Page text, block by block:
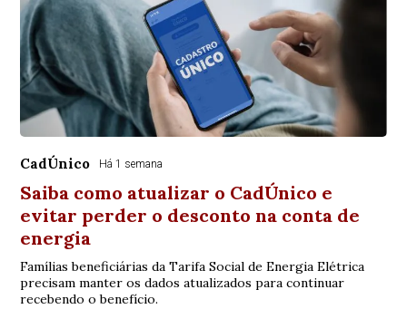
CadÚnico Há 1 semana
Saiba como atualizar o CadÚnico e
evitar perder o desconto na conta de
energia
Famílias beneficiárias da Tarifa Social de Energia Elétrica
precisam manter os dados atualizados para continuar
recebendo o benefício.